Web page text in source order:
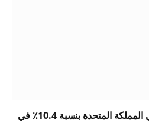
انخفضت مبيعات المنازل في المملكة المتحدة بنسبة 10.4٪ في